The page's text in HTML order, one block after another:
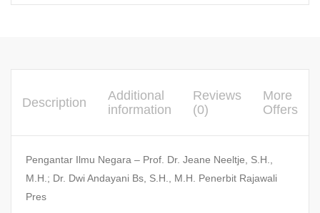
Description
Additional
information
Reviews
(0)
More
Offers
Pengantar Ilmu Negara – Prof. Dr. Jeane Neeltje, S.H.,
M.H.; Dr. Dwi Andayani Bs, S.H., M.H. Penerbit Rajawali
Pres